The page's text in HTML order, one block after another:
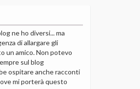
ne ho diversi... ma
di allargare gli
un amico. Non potevo
sul blog
ospitare anche racconti
mi porterà questo